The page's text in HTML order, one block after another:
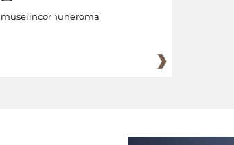
museiincomuneroma